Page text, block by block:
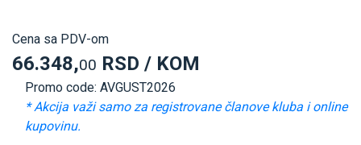
Cena sa PDV-om
66.348,00 RSD / KOM
Promo code: AVGUST2026
* Akcija važi samo za registrovane članove kluba i online
kupovinu.